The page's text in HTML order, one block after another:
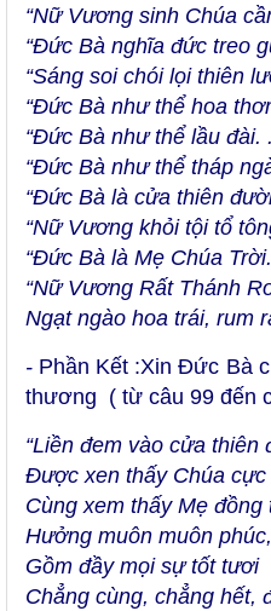
“Nữ Vương sinh Chúa
“Đức Bà nghĩa đức treo
“Sáng soi chói lọi thiên
“Đức Bà như thể hoa
“Đức Bà như thể lầu đài.
“Đức Bà như thể tháp
“Đức Bà là cửa thiên
“Nữ Vương khỏi tội tổ
“Đức Bà là Mẹ Chúa
“Nữ Vương Rất Thánh
Ngạt ngào hoa trái, rum
- Phần Kết :Xin Đức Bà
thương ( từ câu 99 đến
“Liền đem vào cửa thiên
Được xen thấy Chúa
Cùng xem thấy Mẹ đồng
Hưởng muôn muôn
Gồm đầy mọi sự tốt tươi
Chẳng cùng, chẳng hết,